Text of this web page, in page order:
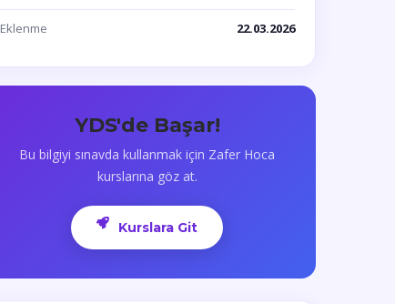
Eklenme 22.03.2026
YDS'de Başar!
Bu bilgiyi sınavda kullanmak için Zafer Hoca
kurslarına göz at.
Kurslara Git